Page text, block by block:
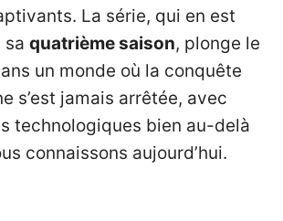
La série, qui en est
sa quatrième saison, plonge le
un monde où la conquête
s’est jamais arrêtée, avec
technologiques bien au-delà
connaissons aujourd’hui.